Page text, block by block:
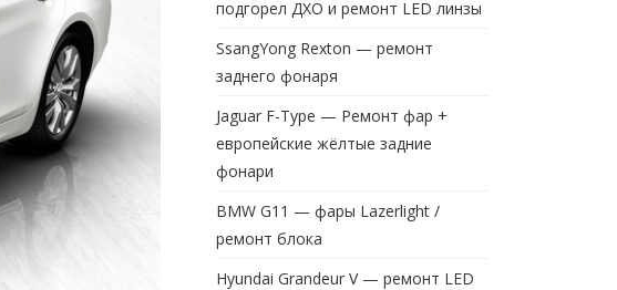
подгорел ДХО и ремонт LED линзы
SsangYong Rexton — ремонт
заднего фонаря
Jaguar F-Type — Ремонт фар +
европейские жёлтые задние
фонари
BMW G11 — фары Lazerlight /
ремонт блока
Hyundai Grandeur V — ремонт LED